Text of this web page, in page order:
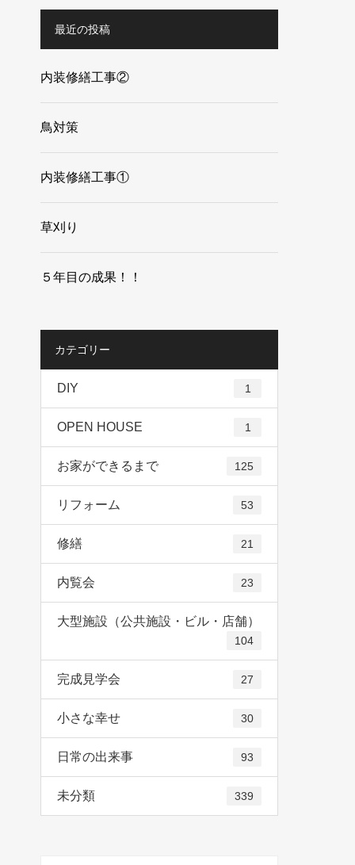
最近の投稿
内装修繕工事②
鳥対策
内装修繕工事①
草刈り
５年目の成果！！
カテゴリー
DIY 1
OPEN HOUSE 1
お家ができるまで 125
リフォーム 53
修繕 21
内覧会 23
大型施設（公共施設・ビル・店舗）
104
完成見学会 27
小さな幸せ 30
日常の出来事 93
未分類 339